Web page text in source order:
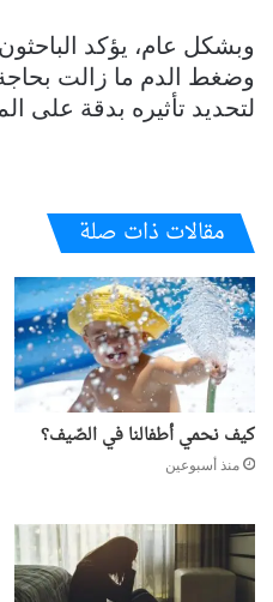
وبشكل عام، يؤكد الباحثون
وضغط الدم ما زالت
لتحديد تأثيره بدقة على
مقالات ذات صلة
كيف نحمي أطفالنا في الصّيف؟
منذ أسبوعين